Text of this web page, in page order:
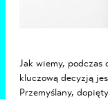
Jak wiemy,
kluczową decyzją
Przemyślany,